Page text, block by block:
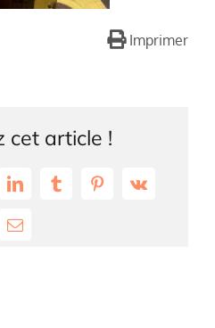
Imprimer
cet article !
LinkedInTumblrPinterest
Vk
Email